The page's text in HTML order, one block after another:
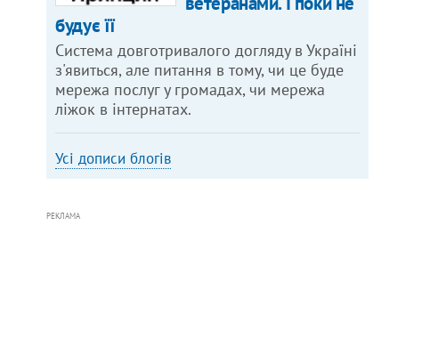
будує її
Система довготривалого догляду в Україні
з'явиться, але питання в тому, чи це буде
мережа послуг у громадах, чи мережа
ліжок в інтернатах.
Усі дописи блогів
РЕКЛАМА